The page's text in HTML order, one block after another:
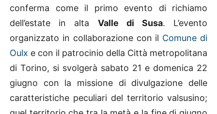
conferma come il primo evento di richiamo
dell’estate in alta Valle di Susa. L’evento
organizzato in collaborazione con il Comune di
Oulx e con il patrocinio della Città metropolitana
di Torino, si svolgerà sabato 21 e domenica 22
giugno con la missione di divulgazione delle
caratteristiche peculiari del territorio valsusino;